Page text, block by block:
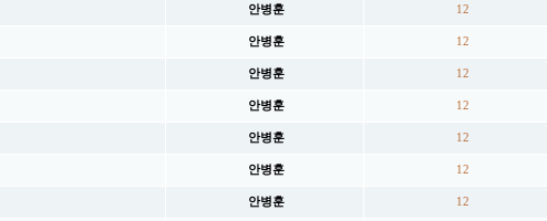
안병훈 12
안병훈 12
안병훈 12
안병훈 12
안병훈 12
안병훈 12
안병훈 12